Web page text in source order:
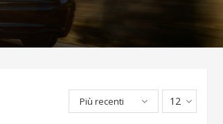
12
Più recenti